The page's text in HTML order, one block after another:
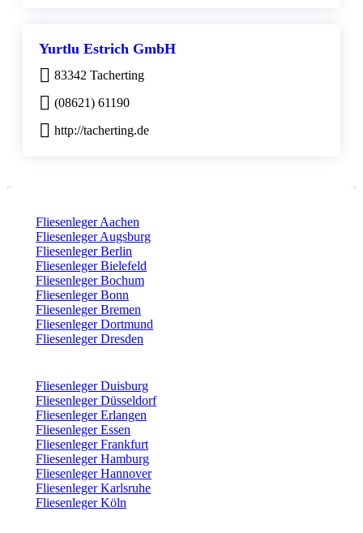
Yurtlu Estrich GmbH
83342 Tacherting
(08621) 61190
http://tacherting.de
Fliesenleger Aachen
Fliesenleger Augsburg
Fliesenleger Berlin
Fliesenleger Bielefeld
Fliesenleger Bochum
Fliesenleger Bonn
Fliesenleger Bremen
Fliesenleger Dortmund
Fliesenleger Dresden
Fliesenleger Duisburg
Fliesenleger Düsseldorf
Fliesenleger Erlangen
Fliesenleger Essen
Fliesenleger Frankfurt
Fliesenleger Hamburg
Fliesenleger Hannover
Fliesenleger Karlsruhe
Fliesenleger Köln